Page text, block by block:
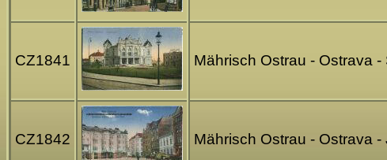
CZ1841 Mährisch Ostrau - Ostrava
CZ1842 Mährisch Ostrau - Ostrava